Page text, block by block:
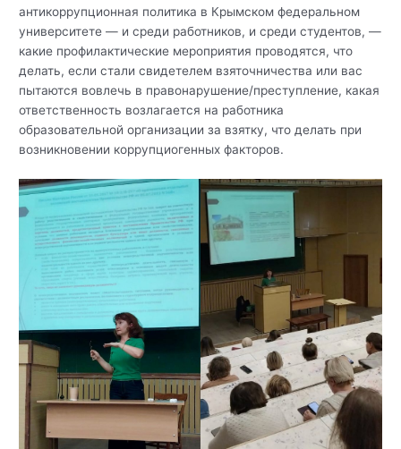
антикоррупционная политика в Крымском федеральном
университете — и среди работников, и среди студентов, —
какие профилактические мероприятия проводятся, что
делать, если стали свидетелем взяточничества или вас
пытаются вовлечь в правонарушение/преступление, какая
ответственность возлагается на работника
образовательной организации за взятку, что делать при
возникновении коррупциогенных факторов.